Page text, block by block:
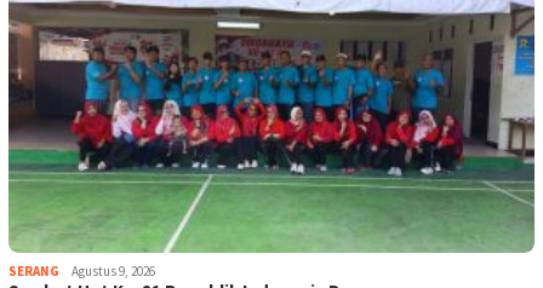
SERANG Agustus 9, 2026